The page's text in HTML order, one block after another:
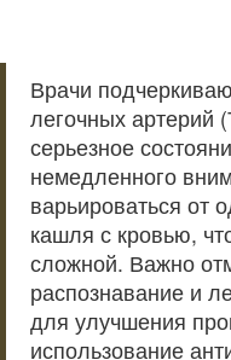
Врачи
легочных артерий
серьезное
немедленного
варьироваться от
кашля с кровью,
сложной. Важно
распознавание и
для улучшения
использование